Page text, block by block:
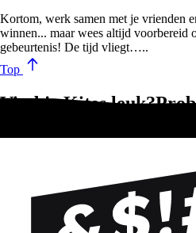
Kortom, werk samen met je vrienden
winnen... maar wees altijd voorbereid
gebeurtenis! De tijd vliegt…..
Top
Vind je Kites